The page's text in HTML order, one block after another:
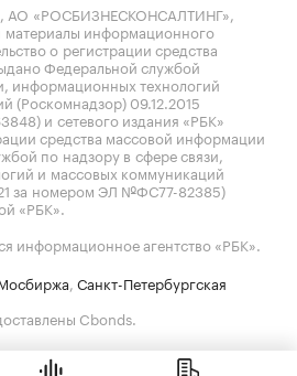
«РОСБИЗНЕСКОНСАЛТИНГ»,
материалы информационного
о регистрации средства
Федеральной службой
информационных технологий
(Роскомнадзор) 09.12.2015
и сетевого издания «РБК»
средства массовой информации
по надзору в сфере связи,
и массовых коммуникаций
за номером ЭЛ №ФС77-82385)
«РБК».
информационное агентство «РБК».
Санкт-Петербургская
Cbonds.